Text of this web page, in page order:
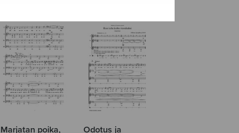
Marjatan poika,
Odotus ja